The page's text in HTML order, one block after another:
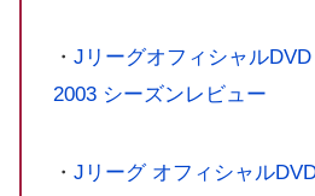
・ Jリーグオフィシャル
2003 シーズンレビュー
・ Jリーグ オフィシャル